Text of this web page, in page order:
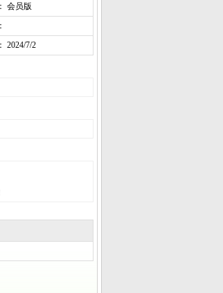
会员版
2024/7/2